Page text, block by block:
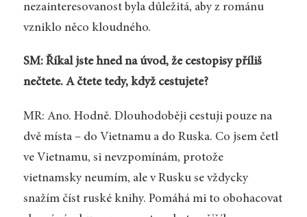
nezainteresovanost byla důležitá, aby z románu
vzniklo něco kloudného.
SM: Říkal jste hned na úvod, že cestopisy příliš
nečtete. A čtete tedy, když cestujete?
MR: Ano. Hodně. Dlouhodoběji cestuji pouze na
dvě místa – do Vietnamu a do Ruska. Co jsem četl
ve Vietnamu, si nevzpomínám, protože
vietnamsky neumím, ale v Rusku se vždycky
snažím číst ruské knihy. Pomáhá mi to obohacovat